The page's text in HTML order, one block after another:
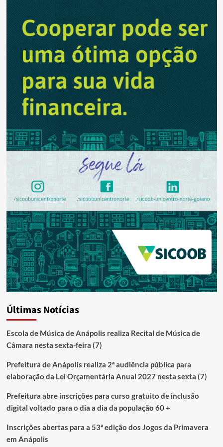
Últimas Notícias
Escola de Música de Anápolis realiza Recital de Música de
Câmara nesta sexta-feira (7)
Prefeitura de Anápolis realiza 2ª audiência pública para
elaboração da Lei Orçamentária Anual 2027 nesta sexta (7)
Prefeitura abre inscrições para curso gratuito de inclusão
digital voltado para o dia a dia da população 60 +
Inscrições abertas para a 53ª edição dos Jogos da Primavera
em Anápolis